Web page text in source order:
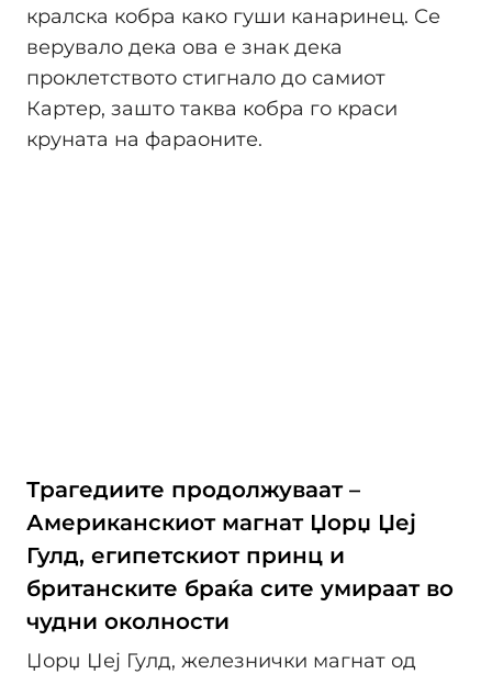
кралска кобра како гуши канаринец. Се
верувало дека ова е знак дека
проклетството стигнало до самиот
Картер, зашто таква кобра го краси
круната на фараоните.
Трагедиите продолжуваат –
Американскиот магнат Џорџ Џеј
Гулд, египетскиот принц и
британските браќа сите умираат во
чудни околности
Џорџ Џеј Гулд, железнички магнат од